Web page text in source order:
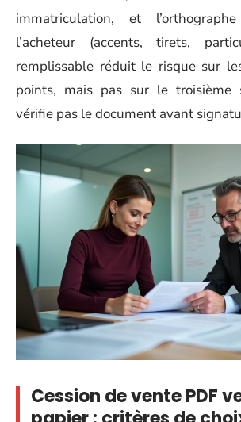
immatriculation, et
l’acheteur (accents, tirets,
remplissable réduit le risque sur
points, mais pas sur le troisième
vérifie pas le document avant
Cession de vente PDF